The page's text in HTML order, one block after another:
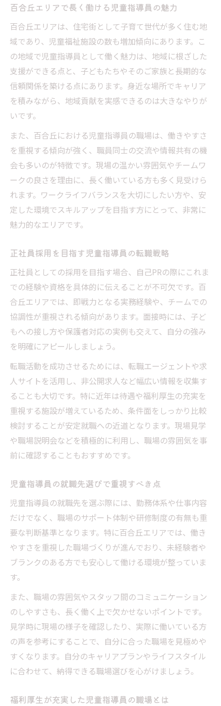
百合丘エリアで長く働ける児童指導員の魅力
百合丘エリアは、住宅街として子育て世代が多く住む地
域であり、児童福祉施設の数も増加傾向にあります。こ
の地域で児童指導員として働く魅力は、地域に根ざした
支援ができる点と、子どもたちやそのご家族と長期的な
信頼関係を築ける点にあります。身近な場所でキャリア
を積みながら、地域貢献を実感できるのは大きなやりが
いです。
また、百合丘における児童指導員の職場は、働きやすさ
を重視する傾向が強く、職員同士の交流や情報共有の機
会も多いのが特徴です。現場の温かい雰囲気やチームワ
ークの良さを理由に、長く働いている方も多く見受けら
れます。ワークライフバランスを大切にしたい方や、安
定した環境でスキルアップを目指す方にとって、非常に
魅力的なエリアです。
正社員採用を目指す児童指導員の転職戦略
正社員としての採用を目指す場合、自己PRの際にこれま
での経験や資格を具体的に伝えることが不可欠です。百
合丘エリアでは、即戦力となる実務経験や、チームでの
協調性が重視される傾向があります。面接時には、子ど
もへの接し方や保護者対応の実例も交えて、自分の強み
を明確にアピールしましょう。
転職活動を成功させるためには、転職エージェントや求
人サイトを活用し、非公開求人など幅広い情報を収集す
ることも大切です。特に近年は待遇や福利厚生の充実を
重視する施設が増えているため、条件面をしっかり比較
検討することが安定就職への近道となります。現場見学
や職場説明会などを積極的に利用し、職場の雰囲気を事
前に確認することもおすすめです。
児童指導員の就職先選びで重視すべき点
児童指導員の就職先を選ぶ際には、勤務体系や仕事内容
だけでなく、職場のサポート体制や研修制度の有無も重
要な判断基準となります。特に百合丘エリアでは、働き
やすさを重視した職場づくりが進んでおり、未経験者や
ブランクのある方でも安心して働ける環境が整っていま
す。
また、職場の雰囲気やスタッフ間のコミュニケーション
のしやすさも、長く働く上で欠かせないポイントです。
見学時に現場の様子を確認したり、実際に働いている方
の声を参考にすることで、自分に合った職場を見極めや
すくなります。自分のキャリアプランやライフスタイル
に合わせて、納得できる職場選びを心がけましょう。
福利厚生が充実した児童指導員の職場とは